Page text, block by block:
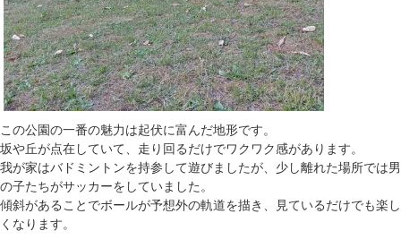
この公園の一番の魅力は起伏に富んだ地形です。
坂や丘が点在していて、走り回るだけでワクワク感があります。
我が家はバドミントンを持参して遊びましたが、少し離れた場所では男
の子たちがサッカーをしていました。
傾斜があることでボールが予想外の軌道を描き、見ているだけでも楽し
くなります。